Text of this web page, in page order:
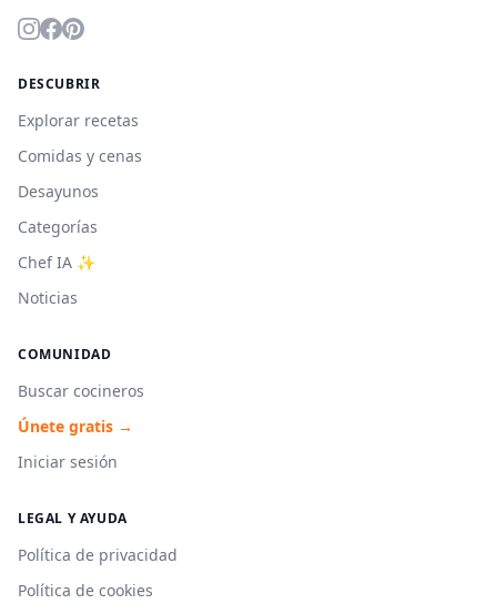
DESCUBRIR
Explorar recetas
Comidas y cenas
Desayunos
Categorías
Chef IA ✨
Noticias
COMUNIDAD
Buscar cocineros
Únete gratis →
Iniciar sesión
LEGAL Y AYUDA
Política de privacidad
Política de cookies